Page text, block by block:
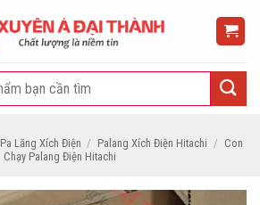
Pa Lăng Xích Điện / Palang Xích Điện Hitachi / Con
Chạy Palang Điện Hitachi